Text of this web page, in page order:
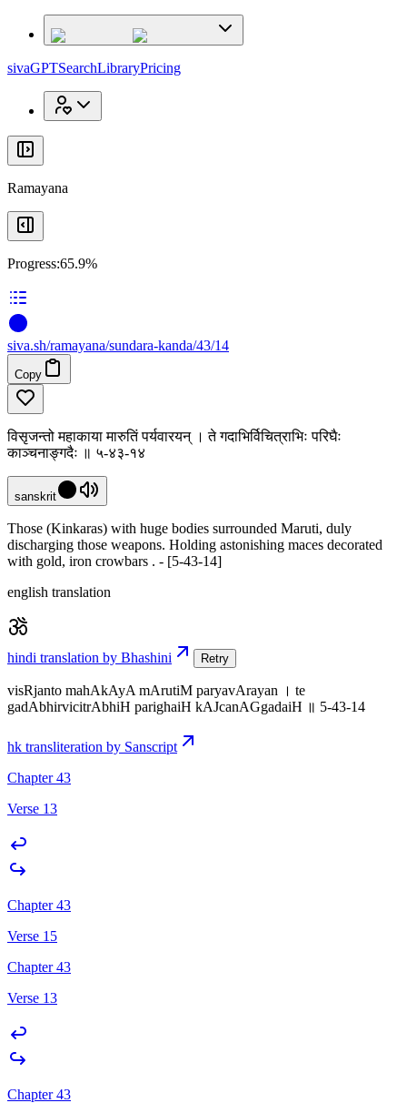
sivaGPTSearchLibraryPricing
Ramayana
Progress:65.9%
siva.sh/ramayana/sundara-kanda/43/14
Copy
विसृजन्तो महाकाया मारुतिं पर्यवारयन् । ते गदाभिर्विचित्राभिः परिघैः
काञ्चनाङ्गदैः ॥ ५-४३-१४
sanskrit
Those (Kinkaras) with huge bodies surrounded Maruti, duly
discharging those weapons. Holding astonishing maces decorated
with gold, iron crowbars . - [5-43-14]
english translation
hindi translation by Bhashini Retry
visRjanto mahAkAyA mArutiM paryavArayan । te
gadAbhirvicitrAbhiH parighaiH kAJcanAGgadaiH ॥ 5-43-14
hk transliteration by Sanscript
Chapter 43
Verse 13
Chapter 43
Verse 15
Chapter 43
Verse 13
Chapter 43